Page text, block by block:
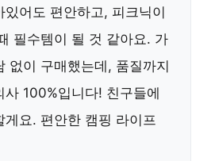
있어도 편안하고, 피크닉이
필수템이 될 것 같아요. 가
없이 구매했는데, 품질까지
사 100%입니다! 친구들에
게요. 편안한 캠핑 라이프